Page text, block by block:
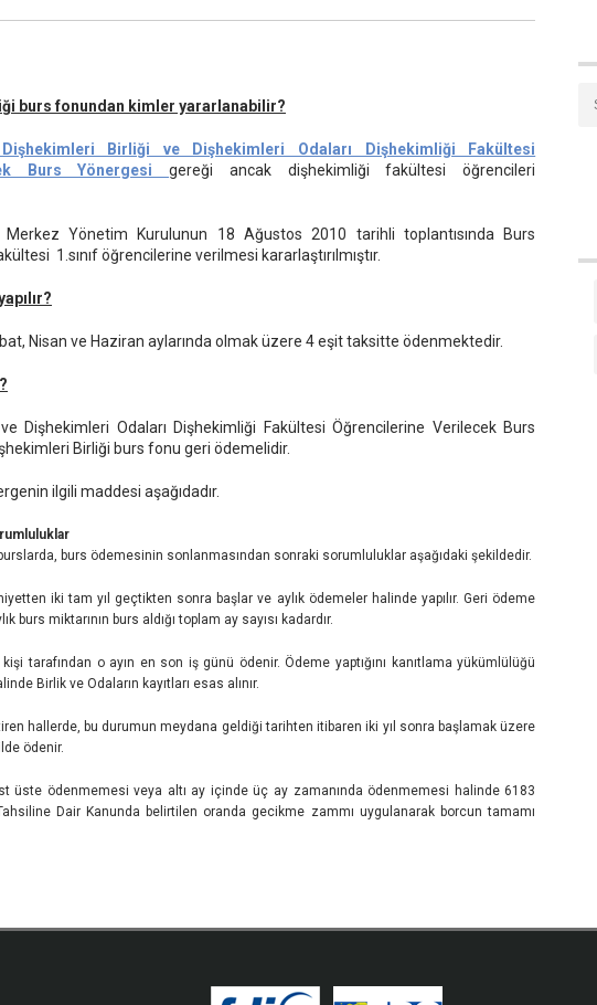
burs fonundan kimler yararlanabilir?
Birliği ve Dişhekimleri Odaları Dişhekimliği Fakültesi
Burs Yönergesigereği ancak dişhekimliği fakültesi öğrencileri
Yönetim Kurulunun 18 Ağustos 2010 tarihli toplantısında Burs
1.sınıf öğrencilerine verilmesi kararlaştırılmıştır.
Nisan ve Haziran aylarında olmak üzere 4 eşit taksitte ödenmektedir.
Dişhekimleri Odaları Dişhekimliği Fakültesi Öğrencilerine Verilecek Burs
Birliği burs fonu geri ödemelidir.
ilgili maddesi aşağıdadır.
burs ödemesinin sonlanmasından sonraki sorumluluklar aşağıdaki şekildedir.
iki tam yıl geçtikten sonra başlar ve aylık ödemeler halinde yapılır. Geri ödeme
burs miktarının burs aldığı toplam ay sayısı kadardır.
tarafından o ayın en son iş günü ödenir. Ödeme yaptığını kanıtlama yükümlülüğü
Birlik ve Odaların kayıtları esas alınır.
hallerde, bu durumun meydana geldiği tarihten itibaren iki yıl sonra başlamak üzere
ödenir.
üste ödenmemesi veya altı ay içinde üç ay zamanında ödenmemesi halinde 6183
Dair Kanunda belirtilen oranda gecikme zammı uygulanarak borcun tamamı